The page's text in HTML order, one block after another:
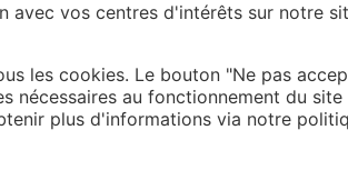
avec vos centres d'intérêts sur notre
les cookies. Le bouton "Ne pas
au fonctionnement du site
plus d'informations via notre
| Map data © OpenStreetMap contributors
DE RODEZ